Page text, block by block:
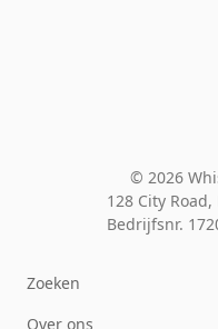
© 2026
128 City Road,
Bedrijfsnr.
Zoeken
Over ons